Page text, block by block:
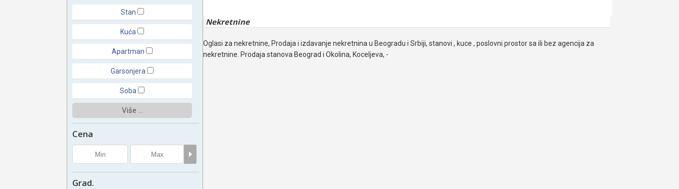
Stan
Kuća
Apartman
Garsonjera
Soba
Više ...
Cena
Grad.
Nekretnine
Oglasi za nekretnine, Prodaja i izdavanje nekretnina u Beogradu i Srbiji, stanovi , kuce , poslovni prostor sa ili bez agencija za
nekretnine. Prodaja stanova Beograd i Okolina, Koceljeva, -